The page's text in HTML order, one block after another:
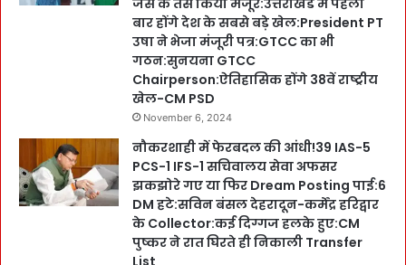
जस के तस किया मंजूर:उत्तराखंड में पहली
बार होंगे देश के सबसे बड़े खेल:President PT
उषा ने भेजा मंजूरी पत्र:GTCC का भी
गठन:सुनयना GTCC
Chairperson:ऐतिहासिक होंगे 38वें राष्ट्रीय
खेल-CM PSD
November 6, 2024
नौकरशाही में फेरबदल की आंधी!39 IAS-5
PCS-1 IFS-1 सचिवालय सेवा अफसर
झकझोरे गए या फिर Dream Posting पाई:6
DM हटे:सविन बंसल देहरादून-कर्मेंद्र हरिद्वार
के Collector:कई दिग्गज हलके हुए:CM
पुष्कर ने रात घिरते ही निकाली Transfer